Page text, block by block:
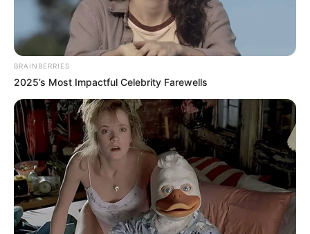
Όλα τα κείμενα και οι εικόνες είναι πνευματική ιδιοκτησία του
ΝΙΚΟΛΑΟΣ ΑΝΑΞΙΜΑΝΔΡΟΣ. Aπαγορεύεται η αναπαραγωγή, η
αναδημοσίευση και η τροποποίησή τους χωρίς προηγούμενη
γραπτή άδεια του δημιουργού τους. Με επιφύλαξη κάθε νόμιμου
δικαιώματος. Διαβάστε την
Πολιτική Απορρήτουτου website πριν
να το χρησιμοποιήσετε, καθώς χρησιμοποιώντας το την
αποδέχεστε. Ο ιστότοπος διατηρεί το δικαίωμα να τροποποιήσει
τους όρους χρήσης.
BRAINBERRIES
2025’s Most Impactful Celebrity Farewells